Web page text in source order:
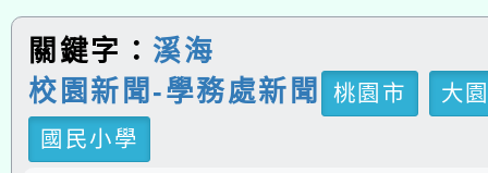
關鍵字： 溪海
校園新聞-學務處新聞
桃園市
大
國民小學